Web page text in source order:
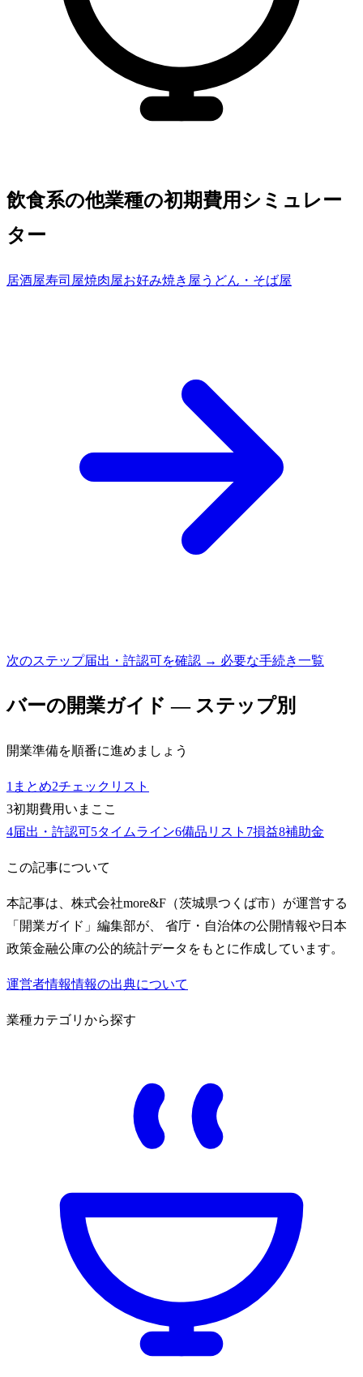
飲食系の他業種の初期費用シミュレー
ター
居酒屋寿司屋焼肉屋お好み焼き屋 うどん・そば屋
次のステップ届出・許認可を確認 → 必要な手続き一覧
バーの開業ガイド — ステップ別
開業準備を順番に進めましょう
1 まとめ2チェックリスト
3初期費用 いまここ
4届出・許認可5タイムライン6備品リスト 7損益8補助金
この記事について
本記事は、株式会社more&F（茨城県つくば市）が運営する
「開業ガイド」編集部が、 省庁・自治体の公開情報や日本
政策金融公庫の公的統計データをもとに作成しています。
運営者情報情報の出典について
業種カテゴリから探す